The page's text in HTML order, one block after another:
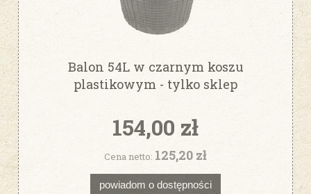
Balon 54L w czarnym koszu
plastikowym - tylko sklep
154,00 zł
Cena netto: 125,20 zł
powiadom o dostępności